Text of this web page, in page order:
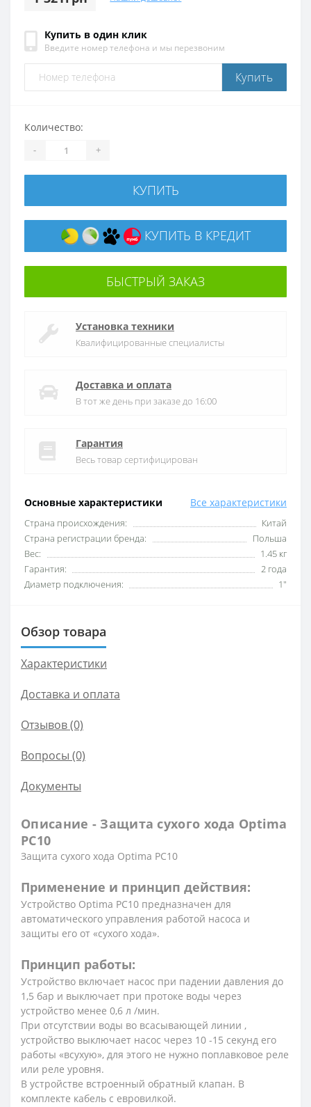
Купить в один клик
Введите номер телефона и мы перезвоним
Купить
Основные характеристики Все характеристики
Cтрана происхождения:
Китай
Cтрана регистрации бренда:
Польша
Вес:
1.45 кг
Гарантия:
2 года
Диаметр подключения:
1"
Количество:
- +
КУПИТЬ
КУПИТЬ В КРЕДИТ
БЫСТРЫЙ ЗАКАЗ
Установка техники
Квалифицированные специалисты
Доставка и оплата
В тот же день при заказе до 16:00
Гарантия
Весь товар сертифицирован
Обзор товара
Характеристики
Доставка и оплата
Отзывов (0)
Вопросы (0)
Документы
Описание - Защита сухого хода Optima
PC10
Защита сухого хода Optima PC10
Применение и принцип действия:
Устройство Optima PC10 предназначен для
автоматического управления работой насоса и
защиты его от «сухого хода».
Принцип работы:
Устройство включает насос при падении давления до
1,5 бар и выключает при протоке воды через
устройство менее 0,6 л /мин.
При отсутствии воды во всасывающей линии ,
устройство выключает насос через 10 -15 секунд его
работы «всухую», для этого не нужно поплавковое реле
или реле уровня.
В устройстве встроенный обратный клапан. В
комплекте кабель с евровилкой.